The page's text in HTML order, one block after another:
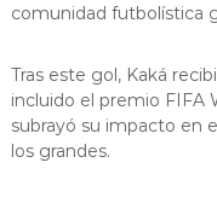
comunidad futbolística
Tras este gol, Kaká
incluido el premio FIFA
subrayó su impacto en
los grandes.